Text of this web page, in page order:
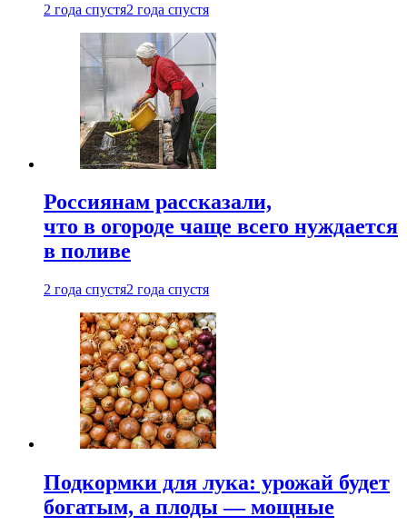
2 года спустя2 года спустя
Россиянам рассказали,
что в огороде чаще всего нуждается
в поливе
2 года спустя2 года спустя
Подкормки для лука: урожай будет
богатым, а плоды — мощные